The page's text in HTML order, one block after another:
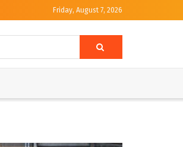
Friday, August 7, 2026